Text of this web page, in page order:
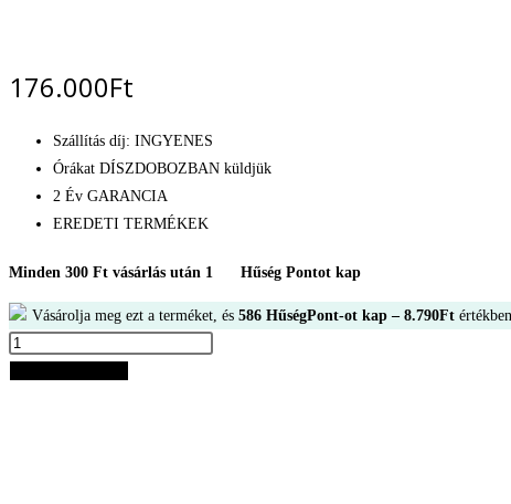
176.000Ft
Szállítás díj: INGYENES
Órákat DÍSZDOBOZBAN küldjük
2 Év GARANCIA
EREDETI TERMÉKEK
Minden 300 Ft vásárlás után 1 Hűség Pontot kap
Vásárolja meg ezt a terméket, és 586 HűségPont-ot kap – 8.790Ft
Tissot